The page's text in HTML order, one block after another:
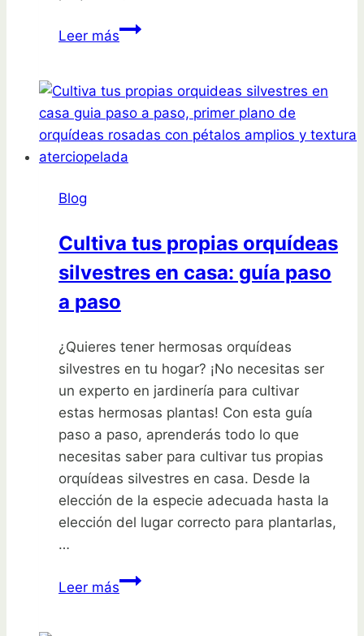
Leer másGuía
suculentas
en
macetas
pequeñas:
Blog
Cultiva tus propias orquídeas
silvestres en casa: guía paso
a paso
¿Quieres tener hermosas orquídeas
silvestres en tu hogar? ¡No necesitas ser
un experto en jardinería para cultivar
estas hermosas plantas! Con esta guía
paso a paso, aprenderás todo lo que
necesitas saber para cultivar tus propias
orquídeas silvestres en casa. Desde la
elección de la especie adecuada hasta la
elección del lugar correcto para plantarlas,
…
Leer másCultiva